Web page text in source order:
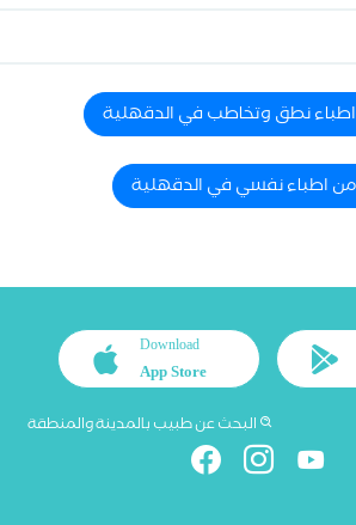
اطباء نطق وتخاطب في الدقهلية
من اطباء نفسي في الدقهلية
Download
App Store
البحث عن طبيب بالمدينة والمنطقة